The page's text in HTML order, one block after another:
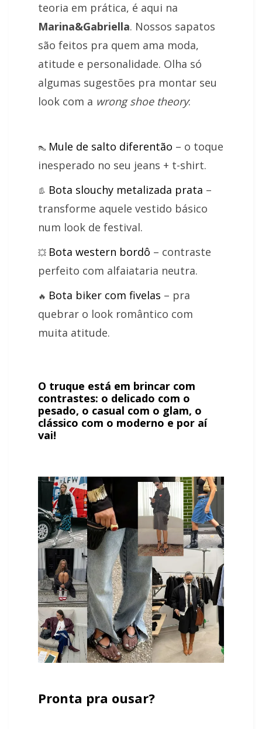
teoria em prática, é aqui na
Marina&Gabriella. Nossos sapatos
são feitos pra quem ama moda,
atitude e personalidade. Olha só
algumas sugestões pra montar seu
look com a wrong shoe theory:
👠 Mule de salto diferentão – o toque
inesperado no seu jeans + t-shirt.
👢 Bota slouchy metalizada prata –
transforme aquele vestido básico
num look de festival.
💥 Bota western bordô – contraste
perfeito com alfaiataria neutra.
🔥 Bota biker com fivelas – pra
quebrar o look romântico com
muita atitude.
O truque está em brincar com
contrastes: o delicado com o
pesado, o casual com o glam, o
clássico com o moderno e por aí
vai!
Pronta pra ousar?